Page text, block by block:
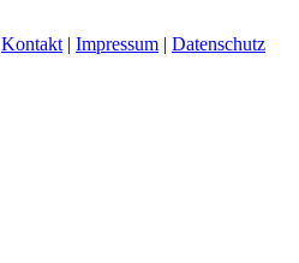
Kontakt | Impressum | Datenschutz